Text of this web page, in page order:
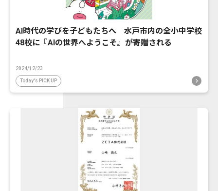
AI時代の学びを子どもたちへ 水戸市内の全小中学校
48校に『AIの世界へようこそ』が寄贈される
2024/12/23
Today's PICK UP